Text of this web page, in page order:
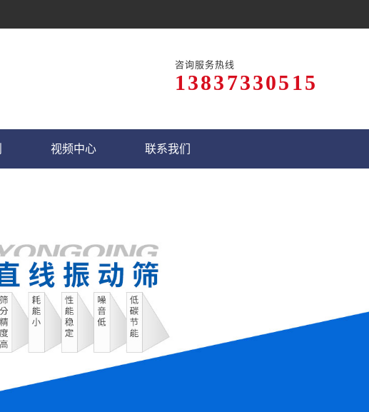
咨询服务热线
13837330515
视频中心 联系我们